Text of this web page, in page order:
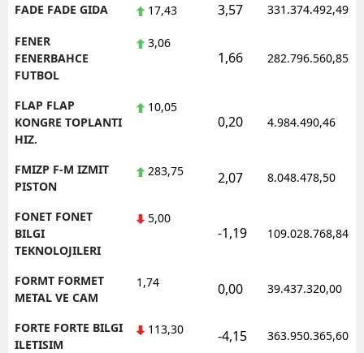
FADE FADE GIDA 17,43 3,57 331.374.492,49
FENER
FENERBAHCE
FUTBOL
3,06
1,66 282.796.560,85
FLAP FLAP
KONGRE TOPLANTI
HIZ.
10,05
0,20 4.984.490,46
FMIZP F-M IZMIT
PISTON
283,75 2,07 8.048.478,50
FONET FONET
BILGI
TEKNOLOJILERI
5,00
-1,19 109.028.768,84
FORMT FORMET
METAL VE CAM
1,74 0,00 39.437.320,00
FORTE FORTE BILGI
ILETISIM
113,30 -4,15 363.950.365,60